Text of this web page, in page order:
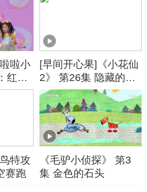
啦小
红果
[早间开心果]《小花仙
2》 第26集 隐藏的真
心
特攻
赛跑
《毛驴小侦探》 第3
集 金色的石头